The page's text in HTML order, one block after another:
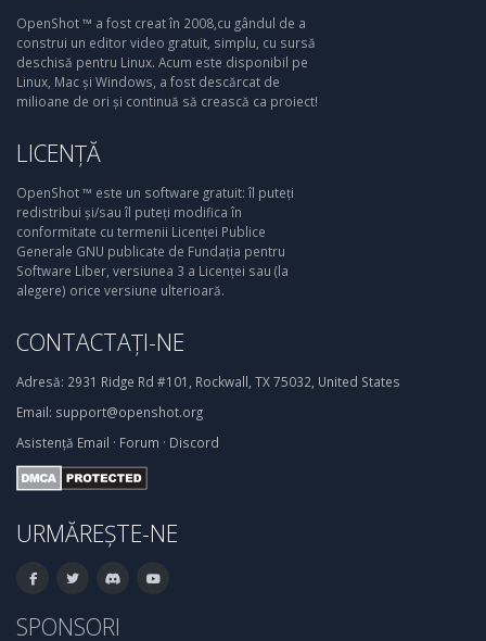
OpenShot ™ a fost creat în 2008,cu gândul de a
construi un editor video gratuit, simplu, cu sursă
deschisă pentru Linux. Acum este disponibil pe
Linux, Mac și Windows, a fost descărcat de
milioane de ori și continuă să crească ca proiect!
LICENȚĂ
OpenShot ™ este un software gratuit: îl puteți
redistribui și/sau îl puteți modifica în
conformitate cu termenii Licenței Publice
Generale GNU publicate de Fundația pentru
Software Liber, versiunea 3 a Licenței sau (la
alegere) orice versiune ulterioară.
CONTACTAȚI-NE
Adresă: 2931 Ridge Rd #101, Rockwall, TX 75032, United States
Email: support@openshot.org
Asistență Email · Forum · Discord
URMĂREȘTE-NE
SPONSORI